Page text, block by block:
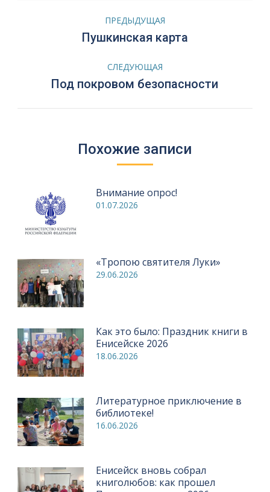
НавигацияПРЕДЫДУЩАЯ
Предыдущая
Пушкинская карта
СЛЕДУЮЩАЯ
Следующая
Под покровом безопасности
Похожие записи
Внимание опрос!
01.07.2026
«Тропою святителя Луки»
29.06.2026
Как это было: Праздник книги в
Енисейске 2026
18.06.2026
Литературное приключение в
библиотеке!
16.06.2026
Енисейск вновь собрал
книголюбов: как прошел